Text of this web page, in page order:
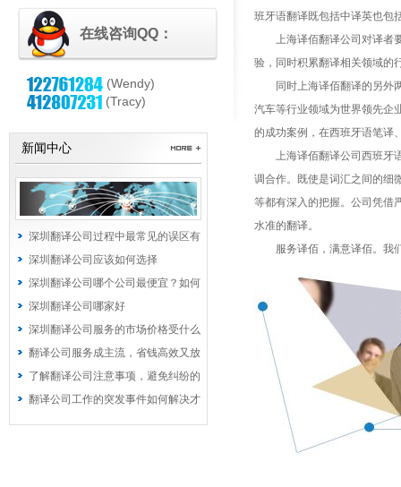
在线咨询QQ：
(Wendy)
(Tracy)
新闻中心
深圳翻译公司过程中最常见的误区有
哪些？
深圳翻译公司应该如何选择
深圳翻译公司哪个公司最便宜？如何
选择价格优惠的公司
深圳翻译公司哪家好
深圳翻译公司服务的市场价格受什么
因素影响
翻译公司服务成主流，省钱高效又放
心
了解翻译公司注意事项，避免纠纷的
发生
翻译公司工作的突发事件如何解决才
能安然无恙
班牙语翻译既包括中译英也包
上海译佰翻译公司对译者要
验，同时积累翻译相关领域的
同时上海译佰翻译的另外两
汽车等行业领域为世界领先企
的成功案例，在西班牙语笔译
上海译佰翻译公司西班牙语
调合作。既使是词汇之间的细
等都有深入的把握。公司凭借
水准的翻译。
服务译佰，满意译佰。我们